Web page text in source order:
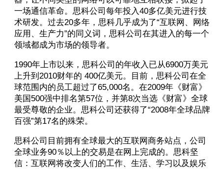
一场通信革命。思科公司每年投入40多亿美元进行技
术研发。过去20多年，思科几乎成为了“互联网、网络
应用、生产力”的同义词，思科公司在其进入的每一个
领域都成为市场的领导者。
1990年上市以来，思科公司的年收入已从6900万美元
上升到2010财年的 400亿美元。目前，思科公司在全
球范围内的员工超过了65,000名。在2009年《财富》
美国500强中排名第57位，并第8次当选《财富》全球
最受尊敬的企业。思科公司还获得了“2008年全球品牌
百强”第17名的殊荣。
思科公司目前拥有全球最大的互联网商务站点，公司
全球业务90％以上的交易是在网上完成的。思科坚
信：互联网将改变人们的工作、生活、学习以及娱乐